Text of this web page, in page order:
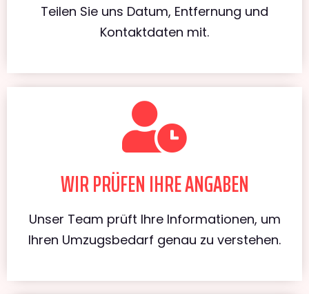
Teilen Sie uns Datum, Entfernung und
Kontaktdaten mit.
WIR PRÜFEN IHRE ANGABEN
Unser Team prüft Ihre Informationen, um
Ihren Umzugsbedarf genau zu verstehen.